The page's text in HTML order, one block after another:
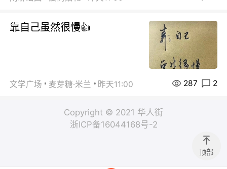
靠自己虽然很慢👍
文学广场 麦芽糖·米兰 昨天11:00 287 2
Copyright © 2021 华人街
浙ICP备16044168号-2
顶部